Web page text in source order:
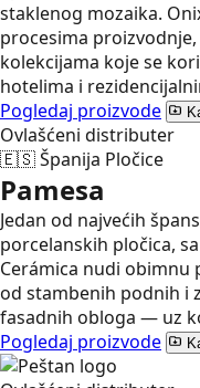
staklenog mozaika.
procesima
kolekcijama koje se
hotelima i
Pogledaj proizvode
Ovlašćeni distributer
🇪🇸Španija Pločice
Pamesa
Jedan od najvećih
porcelanskih pločica,
Cerámica nudi obimnu
od stambenih podnih i
fasadnih obloga — uz
Pogledaj proizvode